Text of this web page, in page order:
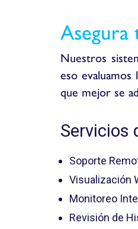
Asegura
Nuestros
eso
que mejor se
Servicios
Soporte
Visualización
Monitoreo
Revisión de